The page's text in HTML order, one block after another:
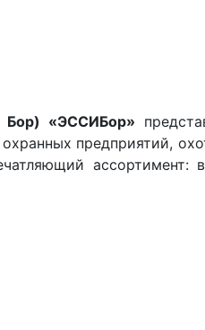
Бор) «ЭССИБор»
предприятий,